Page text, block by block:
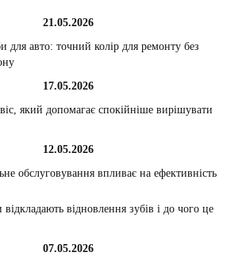
21.05.2026
для авто: точний колір для ремонту без
17.05.2026
який допомагає спокійніше вирішувати
12.05.2026
обслуговування впливає на ефективність
відновлення зубів і до чого це
07.05.2026